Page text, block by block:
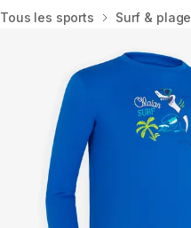
Accueil
Tous les sports Surf & plage